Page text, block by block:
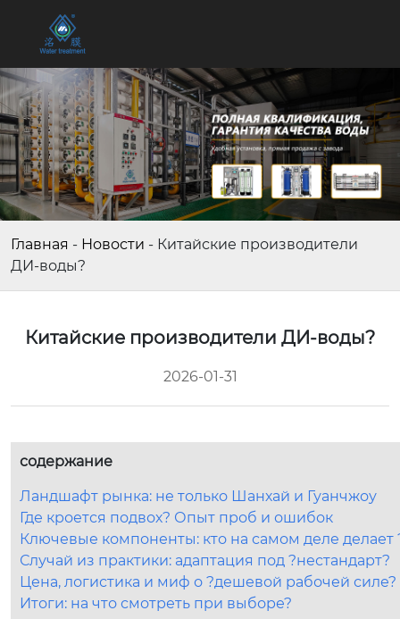
Главная - Новости - Китайские производители
ДИ-воды?
Китайские производители ДИ-воды?
2026-01-31
содержание
Ландшафт рынка: не только Шанхай и Гуанчжоу
Где кроется подвох? Опыт проб и ошибок
Ключевые компоненты: кто на самом деле делает
Случай из практики: адаптация под ?нестандарт?
Цена, логистика и миф о ?дешевой рабочей силе?
Итоги: на что смотреть при выборе?